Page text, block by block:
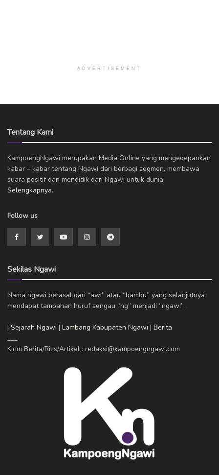
ADVERTISEMENT
Tentang Kami
KampoengNgawi merupakan Media Online yang mengedepankan
kabar – kabar tentang Ngawi dari berbagi segmen, membawa
suara positif dan mendidik dari Ngawi untuk dunia.
Selengkapnya..
Follow us
Sekilas Ngawi
Nama ngawi berasal dari “awi” atau “bambu” yang selanjutnya
mendapat tambahan huruf sengau “ng” menjadi “ngawi”.
| Sejarah Ngawi | Lambang Kabupaten Ngawi | Berita
Kirim Berita/Rilis/Artikel : redaksi@kampoengngawi.com